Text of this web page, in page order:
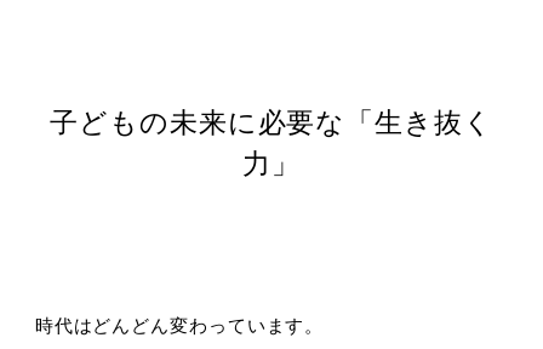
子どもの未来に必要な「生き抜く
力」
時代はどんどん変わっています。